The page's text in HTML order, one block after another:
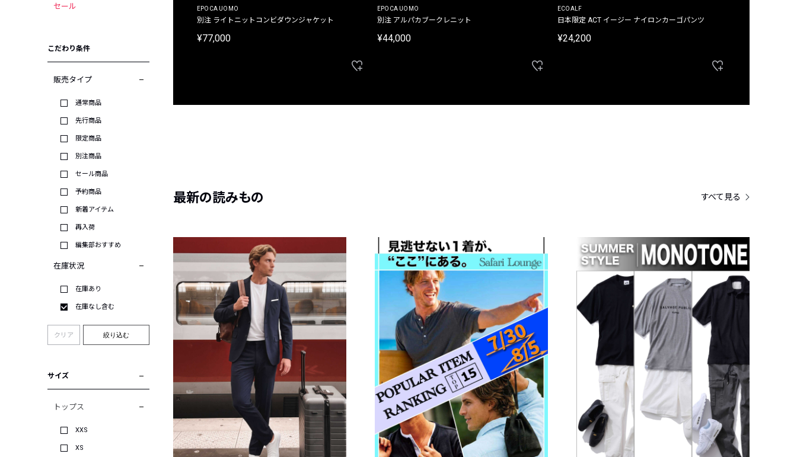
セール
こだわり条件
販売タイプ
通常商品
先行商品
限定商品
別注商品
セール商品
予約商品
新着アイテム
再入荷
編集部おすすめ
在庫状況
在庫あり
在庫なし含む
クリア 絞り込む
サイズ
トップス
XXS
XS
MALIBUFARM
¥15,180
EPOCA UOMO
別注 ライトニットコンビダウンジャケット
¥77,000
EPOCA UOMO
別注 アルパカブークレニット
¥44,000
ECOALF
日本限定 ACT イージー ナイロンカーゴパンツ
¥24,200
最新の読みもの すべて見る